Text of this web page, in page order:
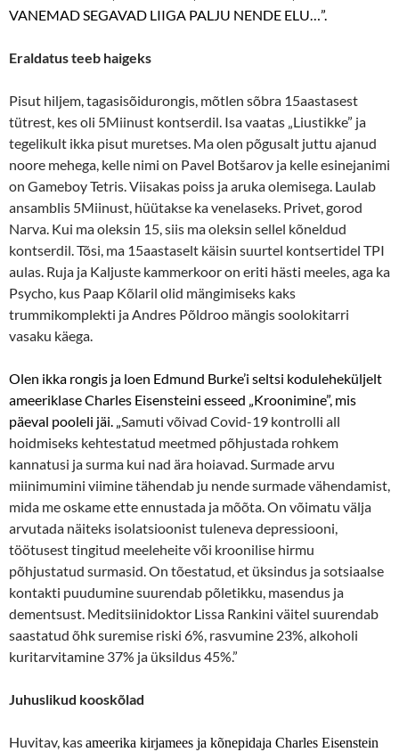
VANEMAD SEGAVAD LIIGA PALJU NENDE ELU…”.
Eraldatus teeb haigeks
Pisut hiljem, tagasisõidurongis, mõtlen sõbra 15aastasest
tütrest, kes oli 5Miinust kontserdil. Isa vaatas „Liustikke” ja
tegelikult ikka pisut muretses. Ma olen põgusalt juttu ajanud
noore mehega, kelle nimi on Pavel Botšarov ja kelle esinejanimi
on Gameboy Tetris. Viisakas poiss ja aruka olemisega. Laulab
ansamblis 5Miinust, hüütakse ka venelaseks. Privet, gorod
Narva. Kui ma oleksin 15, siis ma oleksin sellel kõneldud
kontserdil. Tõsi, ma 15aastaselt käisin suurtel kontsertidel TPI
aulas. Ruja ja Kaljuste kammerkoor on eriti hästi meeles, aga ka
Psycho, kus Paap Kõlaril olid mängimiseks kaks
trummikomplekti ja Andres Põldroo mängis soolokitarri
vasaku käega.
Olen ikka rongis ja loen Edmund Burke’i seltsi koduleheküljelt
ameeriklase Charles Eisensteini esseed „Kroonimine”, mis
päeval pooleli jäi. „Samuti võivad Covid-19 kontrolli all
hoidmiseks kehtestatud meetmed põhjustada rohkem
kannatusi ja surma kui nad ära hoiavad. Surmade arvu
miinimumini viimine tähendab ju nende surmade vähendamist,
mida me oskame ette ennustada ja mõõta. On võimatu välja
arvutada näiteks isolatsioonist tuleneva depressiooni,
töötusest tingitud meeleheite või kroonilise hirmu
põhjustatud surmasid. On tõestatud, et üksindus ja sotsiaalse
kontakti puudumine suurendab põletikku, masendus ja
dementsust. Meditsiinidoktor Lissa Rankini väitel suurendab
saastatud õhk suremise riski 6%, rasvumine 23%, alkoholi
kuritarvitamine 37% ja üksildus 45%.”
Juhuslikud kooskõlad
Huvitav, kasameerika kirjamees ja kõnepidaja Charles Eisenstein